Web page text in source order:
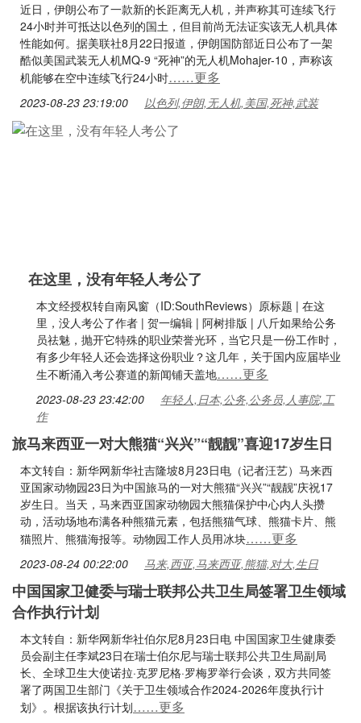
近日，伊朗公布了一款新的长距离无人机，并声称其可连续飞行
24小时并可抵达以色列的国土，但目前尚无法证实该无人机具体
性能如何。据美联社8月22日报道，伊朗国防部近日公布了一架
酷似美国武装无人机MQ-9 “死神”的无人机Mohajer-10，声称该
机能够在空中连续飞行24小时……更多
2023-08-23 23:19:00 以色列,伊朗,无人机,美国,死神,武装
在这里，没有年轻人考公了
本文经授权转自南风窗（ID:SouthReviews）原标题 | 在这
里，没人考公了作者 | 贺一编辑 | 阿树排版 | 八斤如果给公务
员祛魅，抛开它特殊的职业荣誉光环，当它只是一份工作时，
有多少年轻人还会选择这份职业？这几年，关于国内应届毕业
生不断涌入考公赛道的新闻铺天盖地……更多
2023-08-23 23:42:00
年轻人,日本,公务,公务员,人事院,工
作
旅马来西亚一对大熊猫“兴兴”“靓靓”喜迎17岁生日
本文转自：新华网新华社吉隆坡8月23日电（记者汪艺）马来西
亚国家动物园23日为中国旅马的一对大熊猫“兴兴”“靓靓”庆祝17
岁生日。当天，马来西亚国家动物园大熊猫保护中心内人头攒
动，活动场地布满各种熊猫元素，包括熊猫气球、熊猫卡片、熊
猫照片、熊猫海报等。动物园工作人员用冰块……更多
2023-08-24 00:22:00 马来,西亚,马来西亚,熊猫,对大,生日
中国国家卫健委与瑞士联邦公共卫生局签署卫生领域
合作执行计划
本文转自：新华网新华社伯尔尼8月23日电 中国国家卫生健康委
员会副主任李斌23日在瑞士伯尔尼与瑞士联邦公共卫生局副局
长、全球卫生大使诺拉·克罗尼格·罗梅罗举行会谈，双方共同签
署了两国卫生部门《关于卫生领域合作2024-2026年度执行计
划》。根据该执行计划……更多